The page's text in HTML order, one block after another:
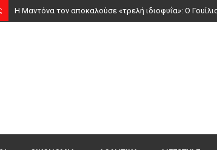
Φωτιά στο Μονοπήγαδο Θεσσαλονίκης, επιχειρούν 6